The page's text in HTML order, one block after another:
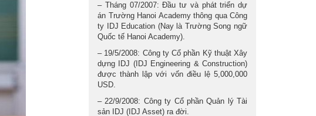
– Tháng 07/2007: Đầu tư và phát triển dự
án Trường Hanoi Academy thông qua Công
ty IDJ Education (Nay là Trường Song ngữ
Quốc tế Hanoi Academy).
– 19/5/2008: Công ty Cổ phần Kỹ thuật Xây
dựng IDJ (IDJ Engineering & Construction)
được thành lập với vốn điều lệ 5,000,000
USD.
– 22/9/2008: Công ty Cổ phần Quản lý Tài
sản IDJ (IDJ Asset) ra đời.